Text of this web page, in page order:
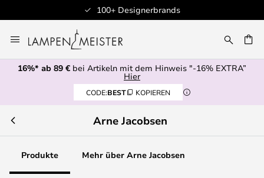
Professioneller
Inhalt
springen
16%* ab 89 € bei Artikeln mit dem Hinweis "-16% EXTRA”
Hier
CODE:BEST KOPIEREN
Arne Jacobsen
Produkte Mehr über Arne Jacobsen